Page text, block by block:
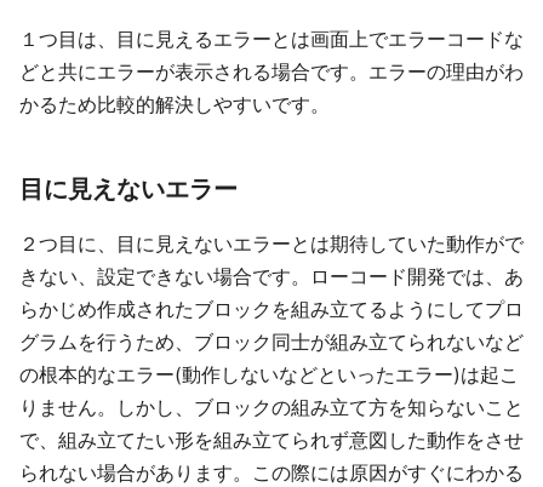
１つ目は、目に見えるエラーとは画面上でエラーコードな
どと共にエラーが表示される場合です。エラーの理由がわ
かるため比較的解決しやすいです。
目に見えないエラー
２つ目に、目に見えないエラーとは期待していた動作がで
きない、設定できない場合です。ローコード開発では、あ
らかじめ作成されたブロックを組み立てるようにしてプロ
グラムを行うため、ブロック同士が組み立てられないなど
の根本的なエラー(動作しないなどといったエラー)は起こ
りません。しかし、ブロックの組み立て方を知らないこと
で、組み立てたい形を組み立てられず意図した動作をさせ
られない場合があります。この際には原因がすぐにわかる